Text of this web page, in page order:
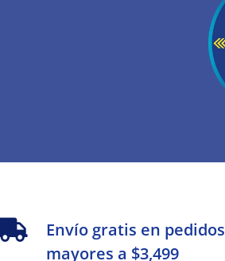
Envío gratis en pedidos
mayores a $3,499